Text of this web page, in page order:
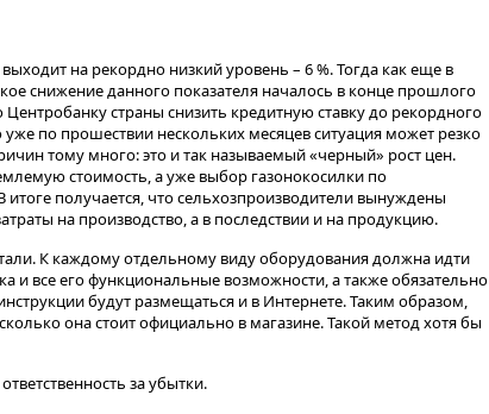
на рекордно низкий уровень – 6 %. Тогда как еще в
снижение данного показателя началось в конце прошлого
страны снизить кредитную ставку до рекордного
по прошествии нескольких месяцев ситуация может резко
тому много: это и так называемый «черный» рост цен.
стоимость, а уже выбор газонокосилки по
итоге получается, что сельхозпроизводители вынуждены
на производство, а в последствии и на продукцию.
К каждому отдельному виду оборудования должна идти
и все его функциональные возможности, а также обязательно
будут размещаться и в Интернете. Таким образом,
она стоит официально в магазине. Такой метод хотя бы
за убытки.